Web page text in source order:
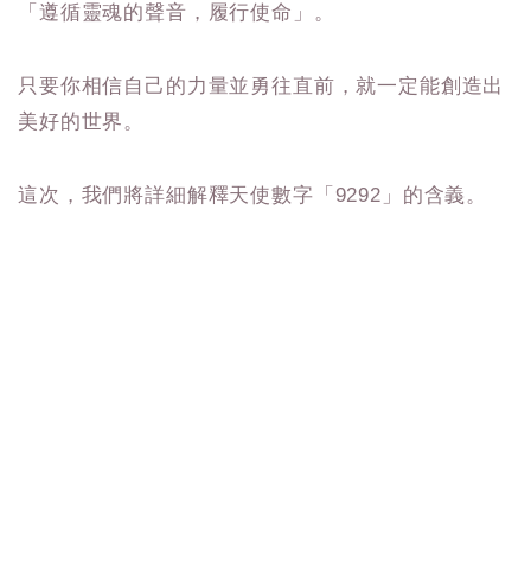
「遵循靈魂的聲音，履行使命」。
只要你相信自己的力量並勇往直前，就一定能創造出
美好的世界。
這次，我們將詳細解釋天使數字「9292」的含義。